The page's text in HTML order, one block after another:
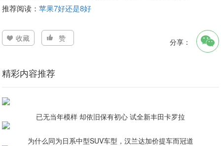
推荐阅读：苹果7好还是8好
收藏 赞 分享：
精彩内容推荐
已无当年模样 却依旧保有初心 试全新丰田卡罗拉
为什么同为日系中型SUV车型，汉兰达加价提车而冠道